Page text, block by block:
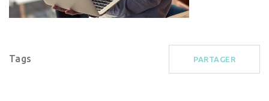
Tags PARTAGER